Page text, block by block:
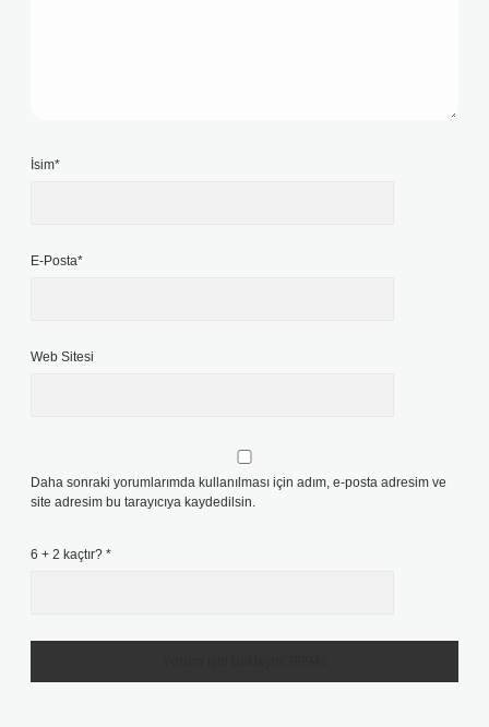
İsim*
E-Posta*
Web Sitesi
Daha sonraki yorumlarımda kullanılması için adım, e-posta adresim ve
site adresim bu tarayıcıya kaydedilsin.
6 + 2 kaçtır? *